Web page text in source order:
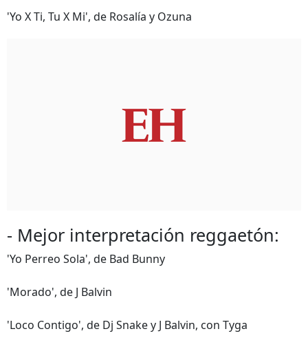
'Yo X Ti, Tu X Mi', de Rosalía y Ozuna
- Mejor interpretación reggaetón:
'Yo Perreo Sola', de Bad Bunny
'Morado', de J Balvin
'Loco Contigo', de Dj Snake y J Balvin, con Tyga